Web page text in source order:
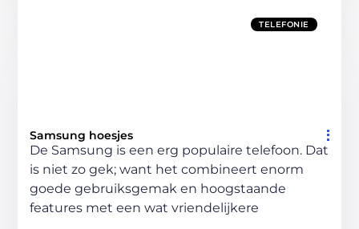
TELEFONIE
Samsung hoesjes
De Samsung is een erg populaire telefoon. Dat
is niet zo gek; want het combineert enorm
goede gebruiksgemak en hoogstaande
features met een wat vriendelijkere